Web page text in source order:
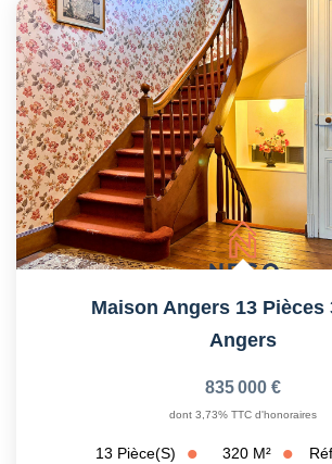
Maison Angers 13 Pièces
Angers
835 000 €
dont 3,73% TTC d'honoraires
13 Pièce(s) 320 M²